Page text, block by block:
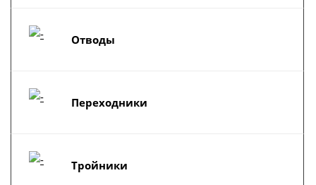
Отводы
Переходники
Тройники